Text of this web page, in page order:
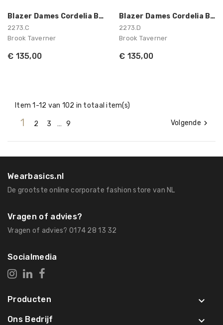
Blazer Dames Cordelia Brook Taverner
2273.C
Brook Taverner
€ 135,00
Blazer Dames Cordelia Brook Taverner
2273.D
Brook Taverner
€ 135,00
Item 1-12 van 102 in totaal item(s)
1 2 3 … 9 Volgende 
Wearbasics.nl
De grootste online corporate fashion store van NL
Vragen of advies?
Vragen of advies? 0174 28 13 32
Socialmedia
Producten 
Ons Bedrijf 